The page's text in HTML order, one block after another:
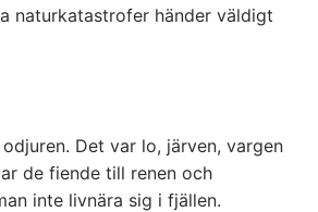
naturkatastrofer händer väldigt
Det var lo, järven, vargen
de fiende till renen och
inte livnära sig i fjällen.